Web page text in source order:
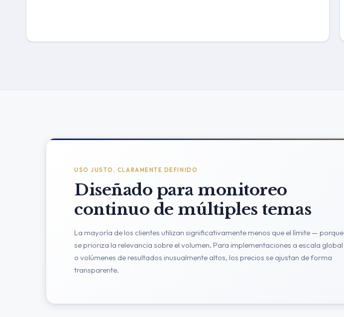
USO JUSTO, CLARAMENTE DEFINIDO
Diseñado para monitoreo
continuo de múltiples temas
La mayoría de los clientes utilizan significativamente menos que el límite — porque
se prioriza la relevancia sobre el volumen. Para implementaciones a escala global
o volúmenes de resultados inusualmente altos, los precios se ajustan de forma
transparente.